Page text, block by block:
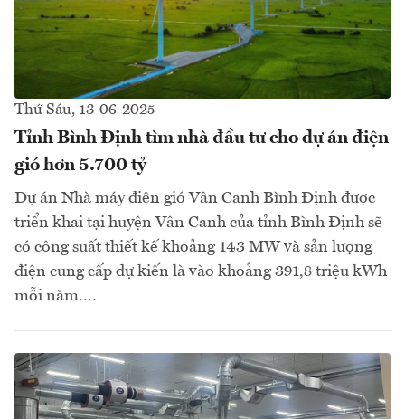
Thứ Sáu, 13-06-2025
Tỉnh Bình Định tìm nhà đầu tư cho dự án điện
gió hơn 5.700 tỷ
Dự án Nhà máy điện gió Vân Canh Bình Định được
triển khai tại huyện Vân Canh của tỉnh Bình Định sẽ
có công suất thiết kế khoảng 143 MW và sản lượng
điện cung cấp dự kiến là vào khoảng 391,8 triệu kWh
mỗi năm....